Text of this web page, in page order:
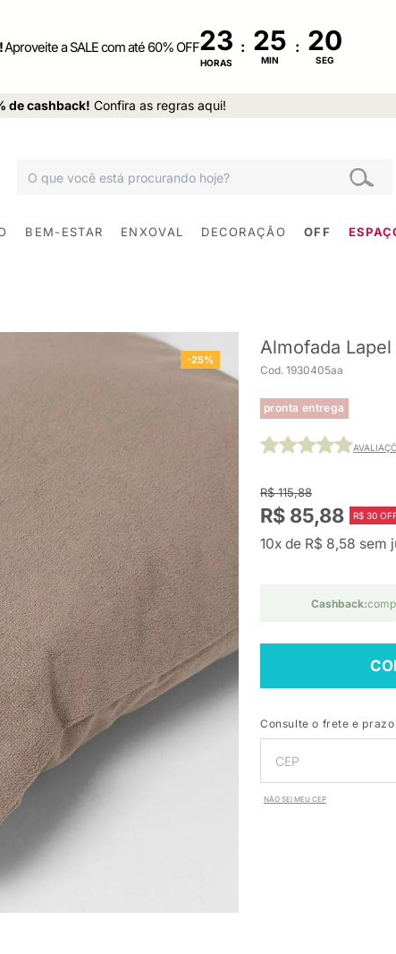
Aproveite a SALE com até 60% OFF23
HORAS
:
MIN
:
SEG
de cashback! Confira as regras aqui!
BEM-ESTAR ENXOVAL DECORAÇÃO OFF
-25%
Almofada
Cod. 1930405aa
pronta entrega
R$ 115,88
R$ 85,88 R$ 30
10x de R$ 8,58 sem
Cashback:
Consulte o frete e
NÃO SEI MEU CEP